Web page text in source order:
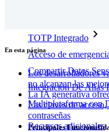
TOTP Integrado
Acceso de
Compartir Datos
Integración De Alias
Multiplataforma con
Principales
En esta página
Los desarrolladores
no alcanzan las
La IA generativa
Las claves de
contraseñas
Recursos adicionales